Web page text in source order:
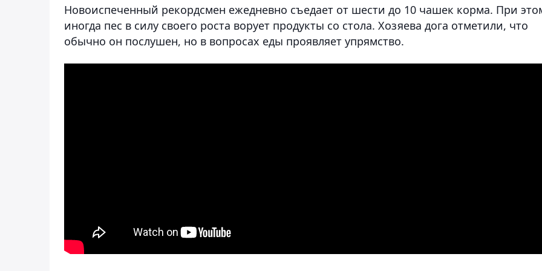
Новоиспеченный рекордсмен ежедневно съедает от шести до 10 чашек корма. При
иногда пес в силу своего роста ворует продукты со стола. Хозяева дога отметили, что
обычно он послушен, но в вопросах еды проявляет упрямство.